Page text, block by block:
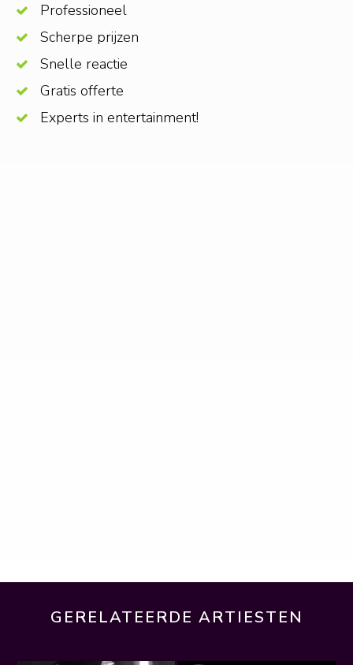
Professioneel
Scherpe prijzen
Snelle reactie
Gratis offerte
Experts in entertainment!
GERELATEERDE ARTIESTEN